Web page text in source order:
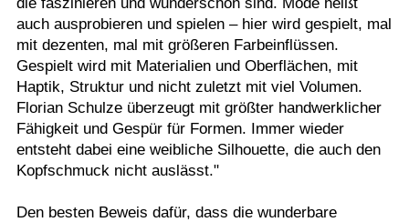
auch ausprobieren und spielen – hier wird gespielt, mal
mit dezenten, mal mit größeren Farbeinflüssen.
Gespielt wird mit Materialien und Oberflächen, mit
Haptik, Struktur und nicht zuletzt mit viel Volumen.
Florian Schulze überzeugt mit größter handwerklicher
Fähigkeit und Gespür für Formen. Immer wieder
entsteht dabei eine weibliche Silhouette, die auch den
Kopfschmuck nicht auslässt."
Den besten Beweis dafür, dass die wunderbare